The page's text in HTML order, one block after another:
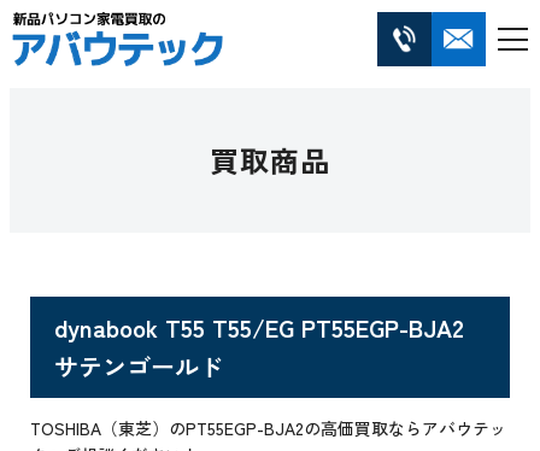
買取商品
dynabook T55 T55/EG PT55EGP-BJA2
サテンゴールド
TOSHIBA（東芝）のPT55EGP-BJA2の高価買取ならアバウテッ